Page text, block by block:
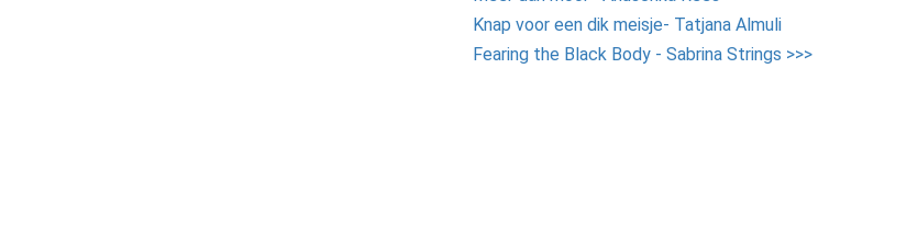
Knap voor een dik meisje- Tatjana Almuli
Fearing the Black Body - Sabrina Strings >>>